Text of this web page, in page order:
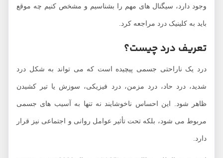
وجود دارد، سیگنال های مهم را بشناسیم و مشخص کنیم چه موقع
باید به کلینیک درد مراجعه کرد.
تعریف درد چیست؟
درد یک ناراحتی جسمی پیچیده است که می ‌تواند به شکل درد
شدید، درد حاد، درد مزمن، درد فیزیکی، سوزش یا تیر کشیدن
ظاهر شود. این احساس ناخوشایند نه ‌تنها به آسیب‌ های جسمی
مربوط می ‌شود، بلکه تحت تأثیر عوامل روانی و اجتماعی نیز قرار